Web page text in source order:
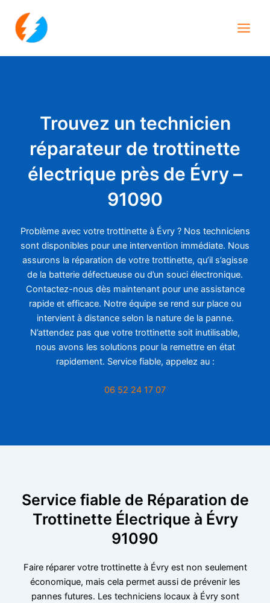
contenu
Trouvez un technicien
réparateur de trottinette
électrique près de Évry –
91090
Problème avec votre trottinette à Évry ? Nos techniciens
sont disponibles pour une intervention immédiate. Nous
assurons la réparation de votre trottinette, qu’il s’agisse
de la batterie défectueuse ou d’un souci électronique.
Contactez-nous dès maintenant pour une assistance
rapide et efficace. Notre équipe se rend sur place ou
intervient à distance selon la nature de la panne.
N’attendez pas que votre trottinette soit inutilisable,
nous avons les solutions pour la remettre en état
rapidement. Service fiable, appelez au :
06 52 24 17 07
Service fiable de Réparation de
Trottinette Électrique à Évry
91090
Faire réparer votre trottinette à Évry est non seulement
économique, mais cela permet aussi de prévenir les
pannes futures. Les techniciens locaux à Évry sont